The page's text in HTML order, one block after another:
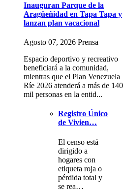
Inauguran Parque de la
Aragüeñidad en Tapa Tapa y
lanzan plan vacacional
Agosto 07, 2026 Prensa
Espacio deportivo y recreativo
beneficiará a la comunidad,
mientras que el Plan Venezuela
Ríe 2026 atenderá a más de 140
mil personas en la entid...
Registro Único
de Vivien…
El censo está
dirigido a
hogares con
etiqueta roja o
pérdida total y
se rea…